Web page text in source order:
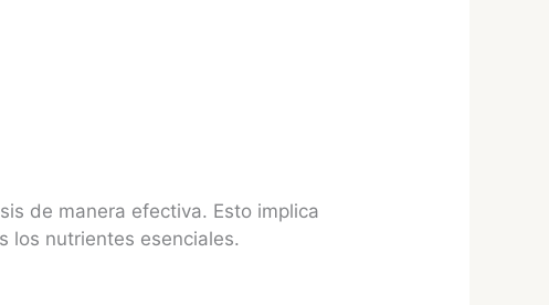
de manera efectiva. Esto implica
los nutrientes esenciales.